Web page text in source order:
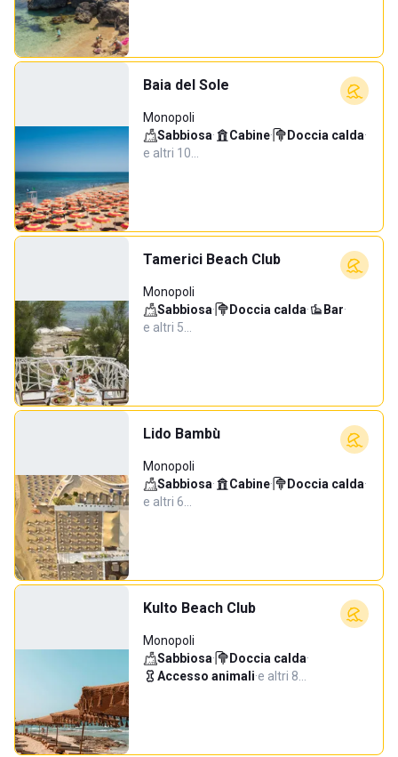
Baia del Sole
Monopoli
Sabbiosa· Cabine· Doccia calda·
e altri 10…
Tamerici Beach Club
Monopoli
Sabbiosa· Doccia calda· Bar·
e altri 5…
Lido Bambù
Monopoli
Sabbiosa· Cabine· Doccia calda·
e altri 6…
Kulto Beach Club
Monopoli
Sabbiosa· Doccia calda·
Accesso animali·e altri 8…